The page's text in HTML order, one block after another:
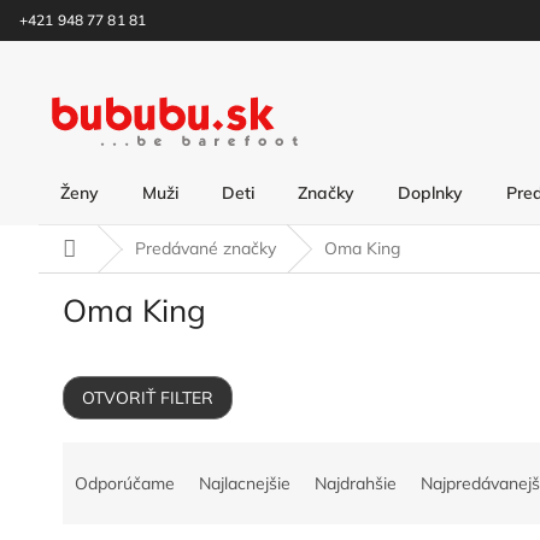
Prejsť+421 948 77 81 81
Ženy Muži Deti Značky Doplnky
DomovPredávané značky Oma King
Oma King
OTVORIŤ FILTER
Odporúčame Najlacnejšie Najdrahšie